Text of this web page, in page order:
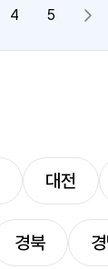
4 5
다
대전
경북